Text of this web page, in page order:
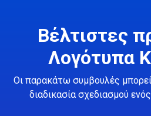
Βέλτιστες
Λογότυπα
Οι παρακάτω συμβουλές
διαδικασία σχεδιασμού